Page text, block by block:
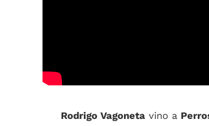
Rodrigo Vagoneta vino a